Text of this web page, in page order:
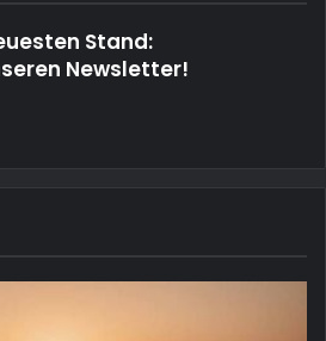
Stand:
Newsletter!